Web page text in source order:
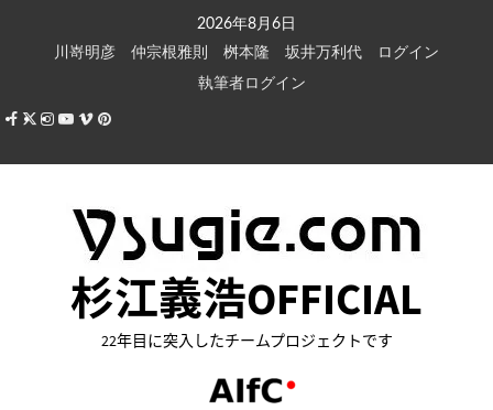
キ
2026年8月6日
川嵜明彦
仲宗根雅則 桝本隆 坂井万利代
ログイン
執筆者ログイン
Facebook
X Instagram
Youtube
VimeoPinterest
杉江義浩OFFICIAL
22年目に突入したチームプロジェクトです